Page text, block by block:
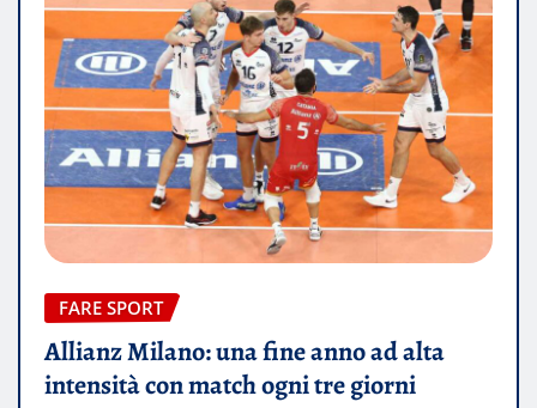
FARE SPORT
Allianz Milano: una fine anno ad alta
intensità con match ogni tre giorni